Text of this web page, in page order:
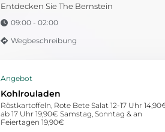
Entdecken Sie The Bernstein
09:00 - 02:00
Wegbeschreibung
Angebot
Kohlrouladen
Röstkartoffeln, Rote Bete Salat 12-17 Uhr
ab 17 Uhr 19,90€ Samstag, Sonntag & an
Feiertagen 19,90€